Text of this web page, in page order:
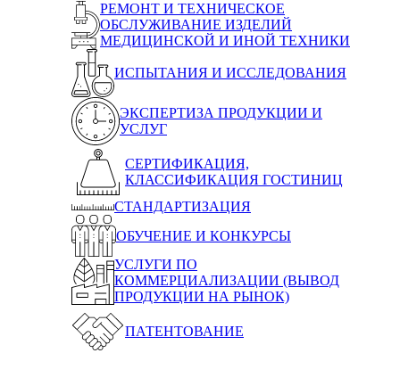
РЕМОНТ И ТЕХНИЧЕСКОЕ
ОБСЛУЖИВАНИЕ ИЗДЕЛИЙ
МЕДИЦИНСКОЙ И ИНОЙ ТЕХНИКИ
ИСПЫТАНИЯ И ИССЛЕДОВАНИЯ
ЭКСПЕРТИЗА ПРОДУКЦИИ И
УСЛУГ
СЕРТИФИКАЦИЯ,
КЛАССИФИКАЦИЯ ГОСТИНИЦ
СТАНДАРТИЗАЦИЯ
ОБУЧЕНИЕ И КОНКУРСЫ
УСЛУГИ ПО
КОММЕРЦИАЛИЗАЦИИ (ВЫВОД
ПРОДУКЦИИ НА РЫНОК)
ПАТЕНТОВАНИЕ